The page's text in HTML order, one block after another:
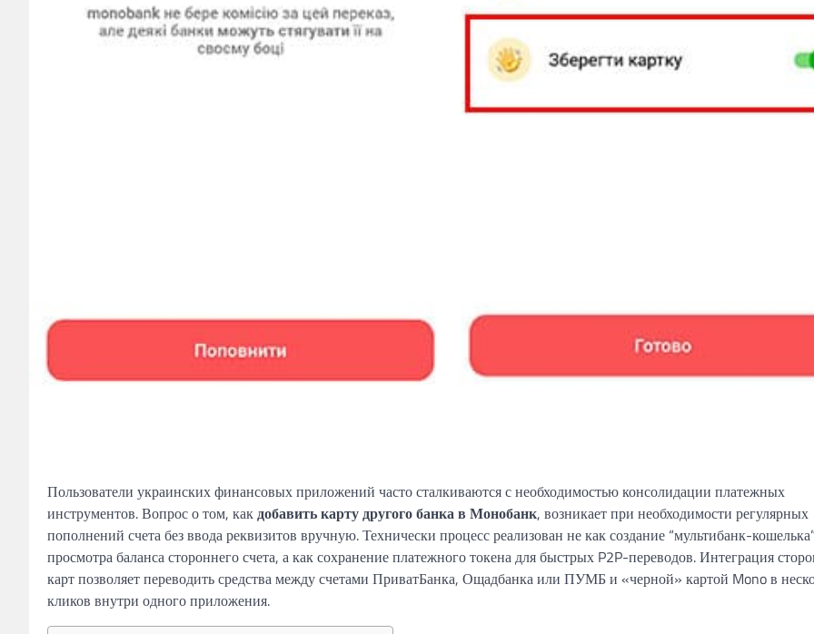
Пользователи украинских финансовых приложений часто сталкиваются с необходимостью консолидации платежных
инструментов. Вопрос о том, какдобавить карту другого банка в Монобанк, возникает при необходимости регулярных
пополнений счета без ввода реквизитов вручную. Технически процесс реализован не как создание “мультибанк-
просмотра баланса стороннего счета, а как сохранение платежного токена для быстрых P2P-переводов. Интеграция
карт позволяет переводить средства между счетами ПриватБанка, Ощадбанка или ПУМБ и «черной» картой Mono в
кликов внутри одного приложения.